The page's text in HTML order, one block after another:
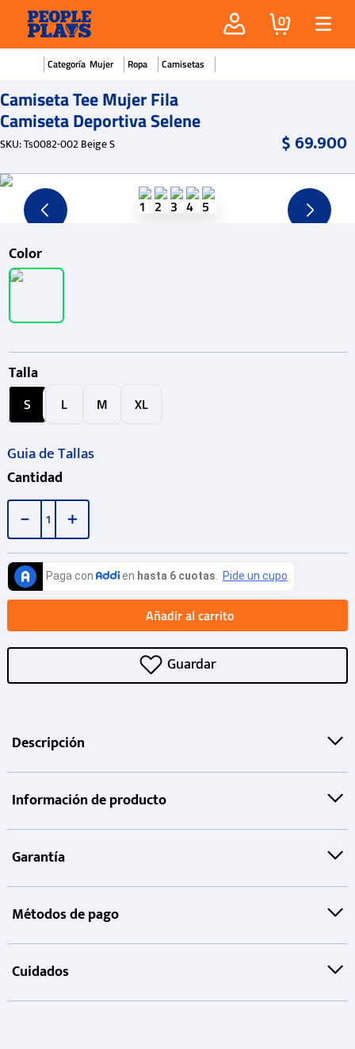
0
Mujer Ropa Camisetas
Camiseta Tee Mujer Fila
Camiseta Deportiva Selene
SKU:Ts0082-002 Beige S $69.900
Color
Talla
S L M XL
Guia de Tallas
Cantidad
＋
－
Añadir al carrito
Descripción
Información de producto
Garantía
Métodos de pago
Cuidados